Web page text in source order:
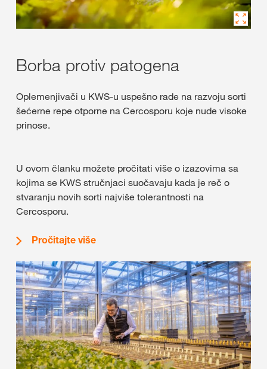
Borba protiv patogena
Oplemenjivači u KWS-u uspešno rade na razvoju sorti
šećerne repe otporne na Cercosporu koje nude visoke
prinose.
U ovom članku možete pročitati više o izazovima sa
kojima se KWS stručnjaci suočavaju kada je reč o
stvaranju novih sorti najviše tolerantnosti na
Cercosporu.
Pročitajte više